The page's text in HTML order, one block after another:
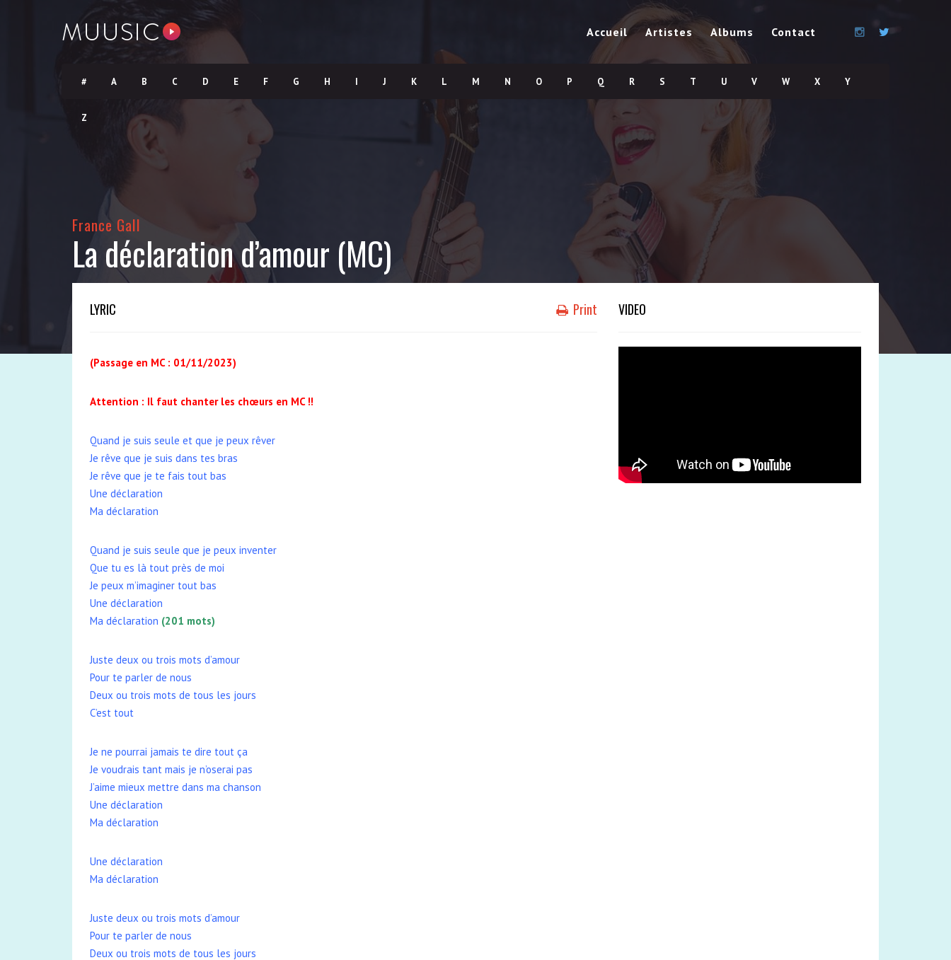
Accueil Artistes Albums Contact
# A B C D E F G H I J K L M N O P Q R S T U V W X Y
Z
France Gall
La déclaration d’amour (MC)
LYRIC Print
(Passage en MC : 01/11/2023)
Attention : Il faut chanter les chœurs en MC !!
Quand je suis seule et que je peux rêver
Je rêve que je suis dans tes bras
Je rêve que je te fais tout bas
Une déclaration
Ma déclaration
Quand je suis seule que je peux inventer
Que tu es là tout près de moi
Je peux m’imaginer tout bas
Une déclaration
Ma déclaration (201 mots)
Juste deux ou trois mots d’amour
Pour te parler de nous
Deux ou trois mots de tous les jours
C’est tout
Je ne pourrai jamais te dire tout ça
Je voudrais tant mais je n’oserai pas
J’aime mieux mettre dans ma chanson
Une déclaration
Ma déclaration
Une déclaration
Ma déclaration
Juste deux ou trois mots d’amour
Pour te parler de nous
Deux ou trois mots de tous les jours
VIDEO